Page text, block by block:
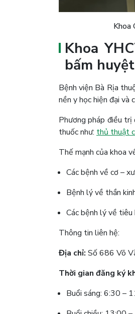
Khoa
Khoa
bấm
Bệnh viện Bà Rịa
nền y học hiện đại và
Phương pháp điều trị
thuốc như: thủ thuật
Thế mạnh của khoa
Các bệnh về cơ –
Bệnh lý về thần
Các bệnh lý về tiêu
Thông tin liên hệ:
Địa chỉ: Số 686 Võ
Thời gian đăng ký
Buổi sáng: 6:30 –